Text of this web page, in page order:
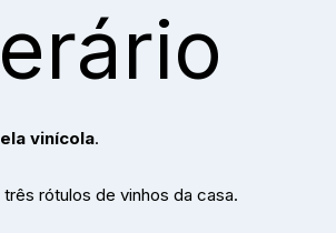
vinícola.
rótulos de vinhos da casa.